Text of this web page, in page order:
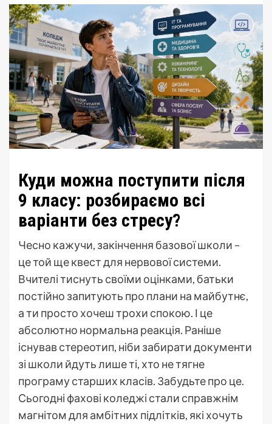
Куди можна поступити після
9 класу: розбираємо всі
варіанти без стресу?
Чесно кажучи, закінчення базової школи –
це той ще квест для нервової системи.
Вчителі тиснуть своїми оцінками, батьки
постійно запитують про плани на майбутнє,
а ти просто хочеш трохи спокою. І це
абсолютно нормальна реакція. Раніше
існував стереотип, ніби забирати документи
зі школи йдуть лише ті, хто не тягне
програму старших класів. Забудьте про це.
Сьогодні фахові коледжі стали справжнім
магнітом для амбітних підлітків, які хочуть